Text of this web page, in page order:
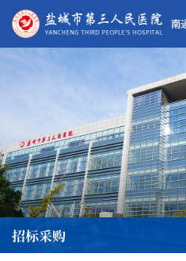
招标采购